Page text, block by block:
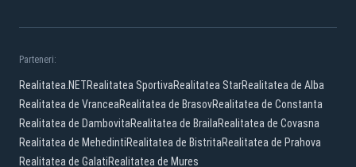
Parteneri:
Realitatea.NETRealitatea SportivaRealitatea StarRealitatea de Alba
Realitatea de VranceaRealitatea de BrasovRealitatea de Constanta
Realitatea de DambovitaRealitatea de BrailaRealitatea de Covasna
Realitatea de MehedintiRealitatea de BistritaRealitatea de Prahova
Realitatea de GalatiRealitatea de Mures